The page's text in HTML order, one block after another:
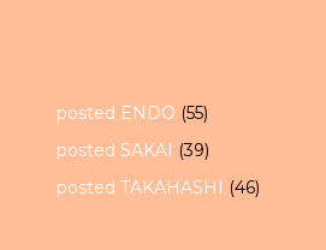
posted ENDO (55)
posted SAKAI (39)
posted TAKAHASHI (46)